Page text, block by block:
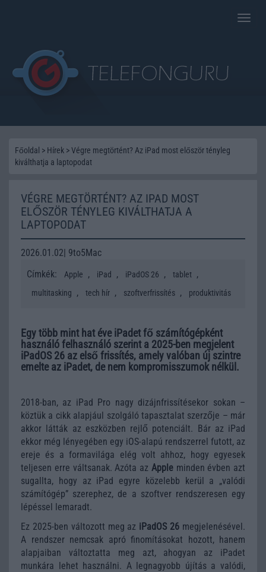
Toggle
Főoldal > Hírek >Végre megtörtént? Az iPad most először tényleg
kiválthatja a laptopodat
VÉGRE MEGTÖRTÉNT? AZ IPAD MOST
ELŐSZÖR TÉNYLEG KIVÁLTHATJA A
LAPTOPODAT
2026.01.02| 9to5Mac
Címkék:
Apple , iPad , iPadOS 26 , tablet ,
multitasking , tech hír , szoftverfrissítés , produktivitás
Egy több mint hat éve iPadet fő számítógépként
használó felhasználó szerint a 2025-ben megjelent
iPadOS 26 az első frissítés, amely valóban új szintre
emelte az iPadet, de nem kompromisszumok nélkül.
2018-ban, az iPad Pro nagy dizájnfrissítésekor sokan –
köztük a cikk alapjául szolgáló tapasztalat szerzője – már
akkor látták az eszközben rejlő potenciált. Bár az iPad
ekkor még lényegében egy iOS-alapú rendszerrel futott, az
ereje és a formavilága elég volt ahhoz, hogy egyesek
teljesen erre váltsanak. Azóta az Appleminden évben azt
sugallta, hogy az iPad egyre közelebb kerül a „valódi
számítógép” szerephez, de a szoftver rendszeresen egy
lépéssel lemaradt.
Ez 2025-ben változott meg az iPadOS 26 megjelenésével.
A rendszer nemcsak apró finomításokat hozott, hanem
alapjaiban változtatta meg azt, ahogyan az iPadet
munkára lehet használni. A legnagyobb újítás a valódi,